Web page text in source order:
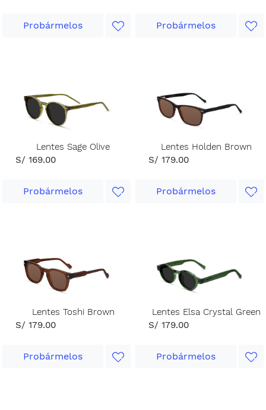
Probármelos Probármelos
Lentes Sage Olive
S/ 169.00
Probármelos
Lentes Holden Brown
S/ 179.00
Probármelos
Lentes Toshi Brown
S/ 179.00
Probármelos
Lentes Elsa Crystal Green
S/ 179.00
Probármelos